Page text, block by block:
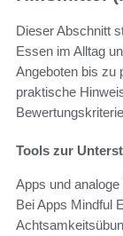
Dieser Abschnitt
Essen im Alltag
Angeboten bis zu
praktische
Tools zur
Apps und
Bei Apps Mindful